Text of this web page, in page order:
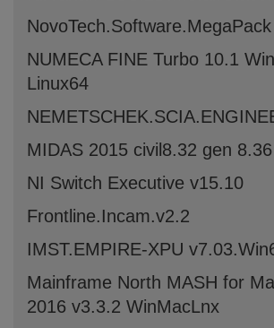
NUMECA FINE Turbo 10.1
Linux64
MIDAS 2015 civil8.32 gen 8.36
NI Switch Executive v15.10
Frontline.Incam.v2.2
IMST.EMPIRE-XPU
Mainframe North MASH for
2016 v3.3.2 WinMacLnx